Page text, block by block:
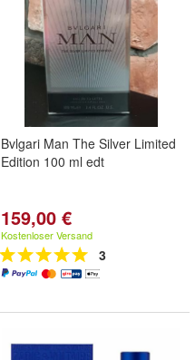
Bvlgari Man The Silver Limited
Edition 100 ml edt
159,00 €
Kostenloser Versand
3